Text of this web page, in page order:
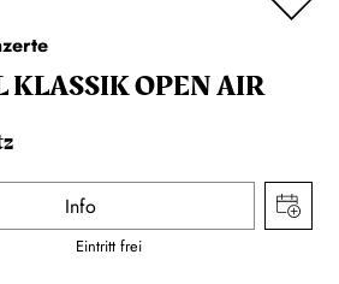
KLASSIK OPEN AIR
Info
Eintritt frei